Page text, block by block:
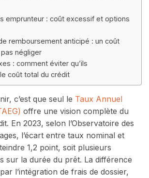
emprunteur : coût excessif et options
remboursement anticipé : un coût
négliger
: comment éviter qu’ils
coût total du crédit
c’est que seul le Taux Annuel
offre une vision complète du
En 2023, selon l’Observatoire des
l’écart entre taux nominal et
1,2 point, soit plusieurs
sur la durée du prêt. La différence
l’intégration de frais de dossier,